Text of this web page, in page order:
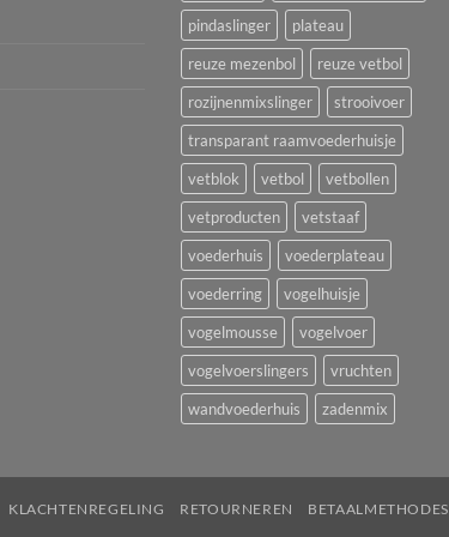
pindaslinger
plateau
reuze mezenbol
reuze vetbol
rozijnenmixslinger
strooivoer
transparant raamvoederhuisje
vetblok
vetbol
vetbollen
vetproducten
vetstaaf
voederhuis
voederplateau
voederring
vogelhuisje
vogelmousse
vogelvoer
vogelvoerslingers
vruchten
wandvoederhuis
zadenmix
KLACHTENREGELING RETOURNEREN BETAALMETHODES